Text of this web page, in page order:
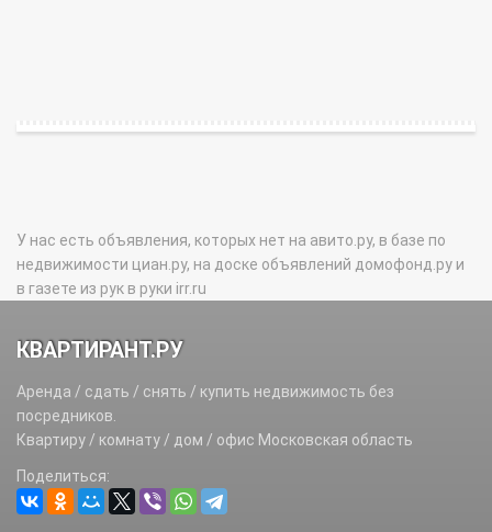
У нас есть объявления, которых нет на авито.ру, в базе по
недвижимости циан.ру, на доске объявлений домофонд.ру и
в газете из рук в руки irr.ru
КВАРТИРАНТ.РУ
Аренда / сдать / снять / купить недвижимость без
посредников.
Квартиру / комнату / дом / офис Московская область
Поделиться: